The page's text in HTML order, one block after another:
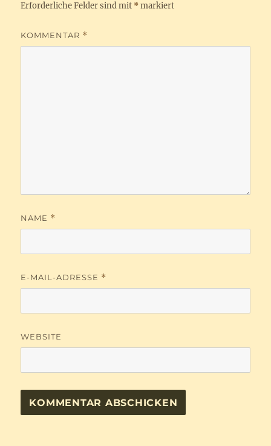
Erforderliche Felder sind mit * markiert
KOMMENTAR *
NAME *
E-MAIL-ADRESSE *
WEBSITE